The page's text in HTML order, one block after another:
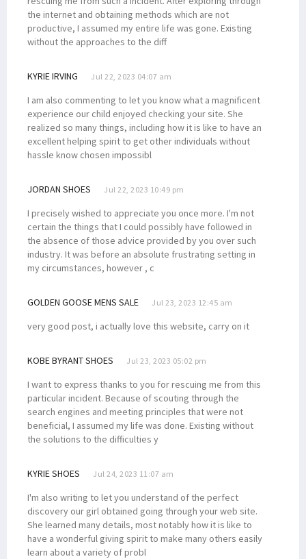
the internet and obtaining methods which are not
productive, I assumed my entire life was gone. Existing
without the approaches to the diff
KYRIE IRVING Jul 22, 2023 04:07 am
I am also commenting to let you know what a magnificent
experience our child enjoyed checking your site. She
realized so many things, including how it is like to have an
excellent helping spirit to get other individuals without
hassle know chosen impossibl
JORDAN SHOES Jul 22, 2023 10:49 pm
I precisely wished to appreciate you once more. I'm not
certain the things that I could possibly have followed in
the absence of those advice provided by you over such
industry. It was before an absolute frustrating setting in
my circumstances, however , c
GOLDEN GOOSE MENS SALE Jul 23, 2023 12:45 am
very good post, i actually love this website, carry on it
KOBE BYRANT SHOES Jul 23, 2023 05:02 pm
I want to express thanks to you for rescuing me from this
particular incident. Because of scouting through the
search engines and meeting principles that were not
beneficial, I assumed my life was done. Existing without
the solutions to the difficulties y
KYRIE SHOES Jul 24, 2023 11:07 am
I'm also writing to let you understand of the perfect
discovery our girl obtained going through your web site.
She learned many details, most notably how it is like to
have a wonderful giving spirit to make many others easily
learn about a variety of probl